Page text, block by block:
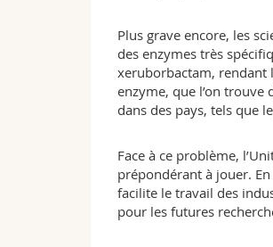
Plus grave encore, les
des enzymes très
xeruborbactam, rendant
enzyme, que l’on trouve
dans des pays, tels que
Face à ce problème,
prépondérant à jouer.
facilite le travail des
pour les futures